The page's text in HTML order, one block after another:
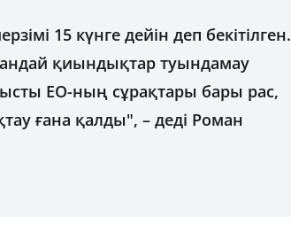
15 күнге дейін деп бекітілген.
қиындықтар туындамау
ЕО-ның сұрақтары бары рас,
ғана қалды", – деді Роман